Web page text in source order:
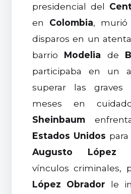
presidencial del
en Colombia, murió
disparos en un
barrio Modelia de
participaba en un
superar las
meses en
Sheinbaum
Estados Unidos
Augusto López
vínculos criminales,
López Obrador le